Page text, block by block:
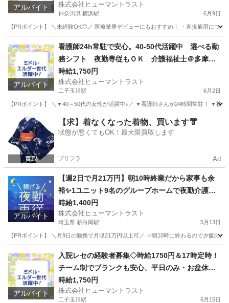
アルバイト 株式会社ヒューマントラスト
神奈川県 横浜駅 6月9日
【PRポイント】 ＼未経験OK◎／ 医療業界デビューにもおすすめ！ ・直接雇用に
横浜駅 受付 ヒューマントラスト
アルバイト
看護師24h常駐で安心。40-50代活躍中 選べる勤
務シフト 夜勤専従もＯＫ 介護福祉士＠多摩堤
通り/鎌田四丁目(ES1W-3576)
時給1,750円
株式会社ヒューマントラスト
二子玉川駅 6月2日
【PRポイント】 ＼▼40～50代の女性が活躍中♪／ ▼看護師さんが24時間常駐！ ▼接
東京 世田谷区 二子玉川駅 介護福祉士 時給
【求】着なくなった着物、買います👘
状態が悪くてもOK！最大限買取します
プリフラ Ad
アルバイト
【週2日で月21万円】朝10時終業だから家事も余
裕✨1ユニット9名のグループホームで夜勤介護ス
タッフ(ES1W-3609)
時給1,400円
株式会社ヒューマントラスト
埼玉県 新白岡駅 5月13日
【PRポイント】 ＼月9日の勤務で月収21万円以上可／ ⇒朝10時に終わるので夕飯の
新白岡駅 介護 スタッフ
アルバイト
入院レセの経験者募集◇時給1750円＆17時定時！
チーム制でブランクも安心、平日のみ・お盆休み
も相談可(ES1W-3638_1)
時給1,750円
株式会社ヒューマントラスト
二子玉川駅 6月15日